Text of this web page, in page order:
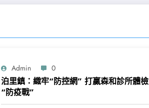
Admin 0
泊里鎮：織牢“防控網” 打贏森和診所體檢
“防疫戰”